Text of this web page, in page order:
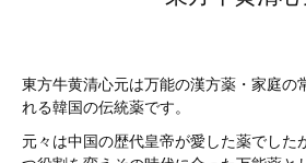
東方牛黄清心元は万能の漢方薬・家庭の
れる韓国の伝統薬です。
元々は中国の歴代皇帝が愛した薬でした